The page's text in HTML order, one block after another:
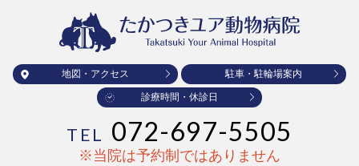
地図・アクセス 駐車・駐輪場案内
診療時間・休診日
TEL 072-697-5505
※当院は予約制ではありません